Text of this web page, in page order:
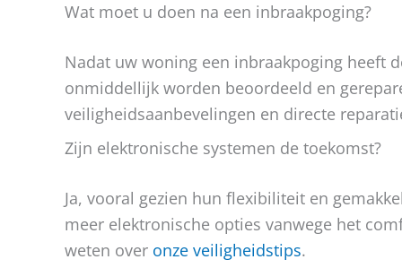
Wat moet u doen na een inbraakpoging?
Nadat uw woning een inbraakpoging heeft
onmiddellijk worden beoordeeld en
veiligheidsaanbevelingen en directe
Zijn elektronische systemen de toekomst?
Ja, vooral gezien hun flexibiliteit en
meer elektronische opties vanwege het
weten over onze veiligheidstips.